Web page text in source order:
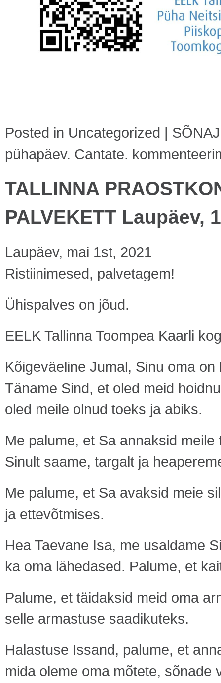
Posted in Uncategorized |
pühapäev. Cantate.
TALLINNA
PALVEKETT Laupäev,
Laupäev, mai 1st, 2021
Ristiinimesed, palvetagem!
Ühispalves on jõud.
EELK Tallinna Toompea Kaarli
Kõigeväeline Jumal, Sinu oma
Täname Sind, et oled meid
oled meile olnud toeks ja abiks.
Me palume, et Sa annaksid
Sinult saame, targalt ja
Me palume, et Sa avaksid meie
ja ettevõtmises.
Hea Taevane Isa, me usaldame
ka oma lähedased. Palume, et
Palume, et täidaksid meid oma
selle armastuse saadikuteks.
Halastuse Issand, palume, et
mida oleme oma mõtete, sõnade